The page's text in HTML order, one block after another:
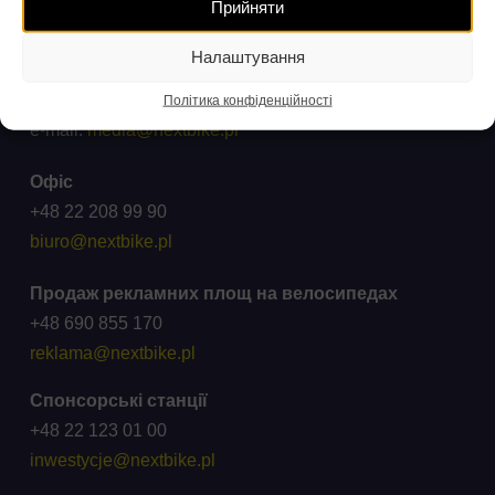
Прийняти
Налаштування
Політика конфіденційності
ck@wroclawskirower.pl
Співпраця: +48 696 003 711
e-mail:media@nextbike.pl
Офіс
+48 22 208 99 90
biuro@nextbike.pl
Продаж рекламних площ на велосипедах
+48 690 855 170
reklama@nextbike.pl
Спонсорські станції
+48 22 123 01 00
inwestycje@nextbike.pl